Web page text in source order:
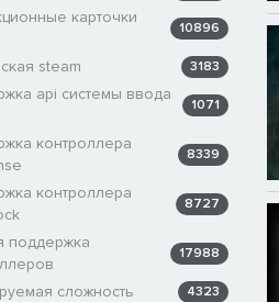
карточки
10896
steam 3183
api системы ввода
1071
контроллера
8339
контроллера
8727
поддержка
17988
сложность 4323